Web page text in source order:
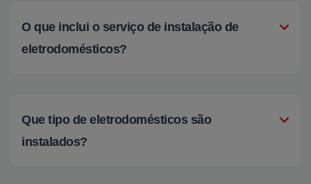
O que inclui o serviço de instalação de
eletrodomésticos?
Que tipo de eletrodomésticos são
instalados?